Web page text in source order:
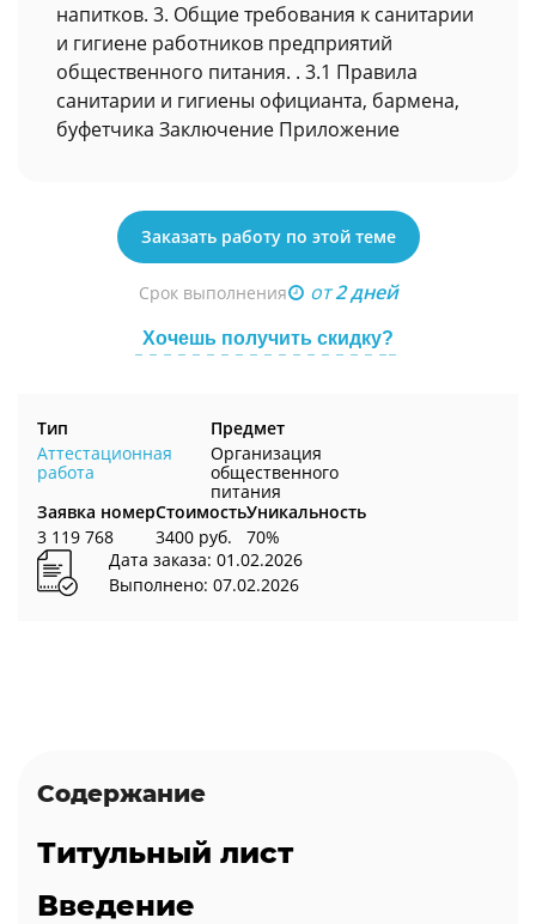
напитков. 3. Общие требования к санитарии
и гигиене работников предприятий
общественного питания. . 3.1 Правила
санитарии и гигиены официанта, бармена,
буфетчика Заключение Приложение
Заказать работу по этой теме
Срок выполнения от2 дней
Хочешь получить скидку?
Тип
Аттестационная
работа
Предмет
Организация
общественного
питания
Заявка номер
3 119 768
Стоимость
3400 руб.
Уникальность
70%
Дата заказа: 01.02.2026
Выполнено: 07.02.2026
Содержание
Титульный лист
Введение